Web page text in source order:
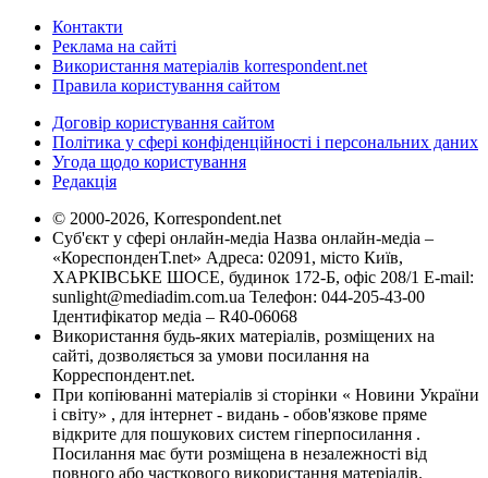
Контакти
Реклама на сайті
Використання матеріалів korrespondent.net
Правила користування сайтом
Договір користування сайтом
Політика у сфері конфіденційності і персональних даних
Угода щодо користування
Редакція
© 2000-2026, Korrespondent.net
Суб'єкт у сфері онлайн-медіа Назва онлайн-медіа –
«КореспонденТ.net» Адреса: 02091, місто Київ,
ХАРКІВСЬКЕ ШОСЕ, будинок 172-Б, офіс 208/1 E-mail:
sunlight@mediadim.com.ua Телефон: 044-205-43-00
Ідентифікатор медіа – R40-06068
Використання будь-яких матеріалів, розміщених на
сайті, дозволяється за умови посилання на
Корреспондент.net.
При копіюванні матеріалів зі сторінки « Новини України
і світу» , для інтернет - видань - обов'язкове пряме
відкрите для пошукових систем гіперпосилання .
Посилання має бути розміщена в незалежності від
повного або часткового використання матеріалів.